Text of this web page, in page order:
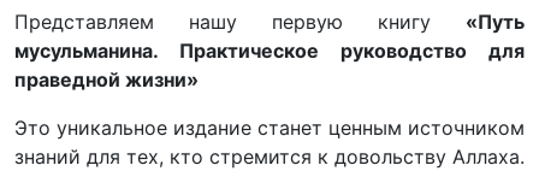
Представляем нашу первую книгу «Путь
мусульманина. Практическое руководство для
праведной жизни»
Это уникальное издание станет ценным источником
знаний для тех, кто стремится к довольству Аллаха.